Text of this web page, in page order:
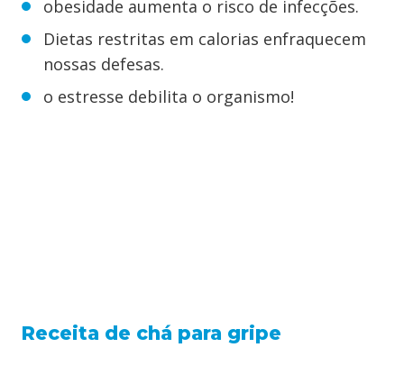
obesidade aumenta o risco de infecções.
Dietas restritas em calorias enfraquecem
nossas defesas.
o estresse debilita o organismo!
Receita de chá para gripe